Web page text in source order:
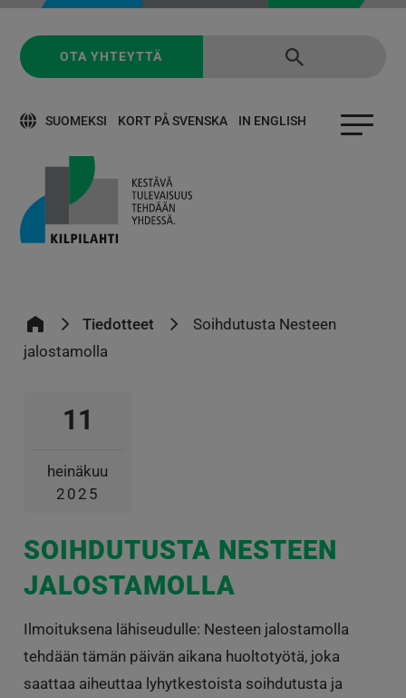
SUOMEKSI KORT PÅ SVENSKA IN ENGLISH
OTA YHTEYTTÄ
Tiedotteet
Soihdutusta Nesteen
jalostamolla
11
heinäkuu
2025
SOIHDUTUSTA NESTEEN
JALOSTAMOLLA
Ilmoituksena lähiseudulle: Nesteen jalostamolla
tehdään tämän päivän aikana huoltotyötä, joka
saattaa aiheuttaa lyhytkestoista soihdutusta ja